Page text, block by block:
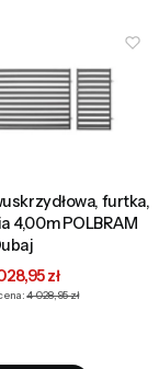
furtka,
4,00m POLBRAM
promocyjna
zł
4 028,95 zł